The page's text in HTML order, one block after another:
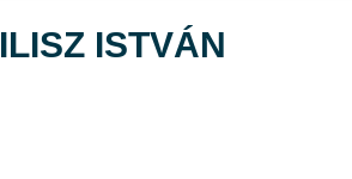
ILISZ ISTVÁN